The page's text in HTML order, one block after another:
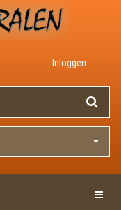
Inloggen